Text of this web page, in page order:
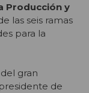
Producción y
las seis ramas
para la
gran
de